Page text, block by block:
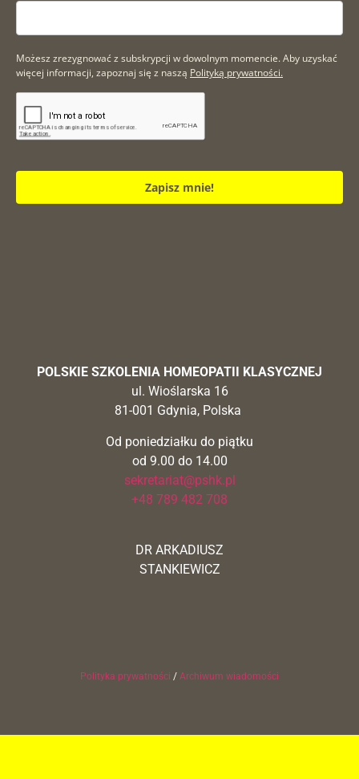
Możesz zrezygnować z subskrypcji w dowolnym momencie. Aby uzyskać
więcej informacji, zapoznaj się z naszą Polityką prywatności.
Zapisz mnie!
POLSKIE SZKOLENIA HOMEOPATII KLASYCZNEJ
ul. Wioślarska 16
81-001 Gdynia, Polska
Od poniedziałku do piątku
od 9.00 do 14.00
sekretariat@pshk.pl
+48 789 482 708
DR ARKADIUSZ
STANKIEWICZ
Polityka prywatności / Archiwum wiadomości